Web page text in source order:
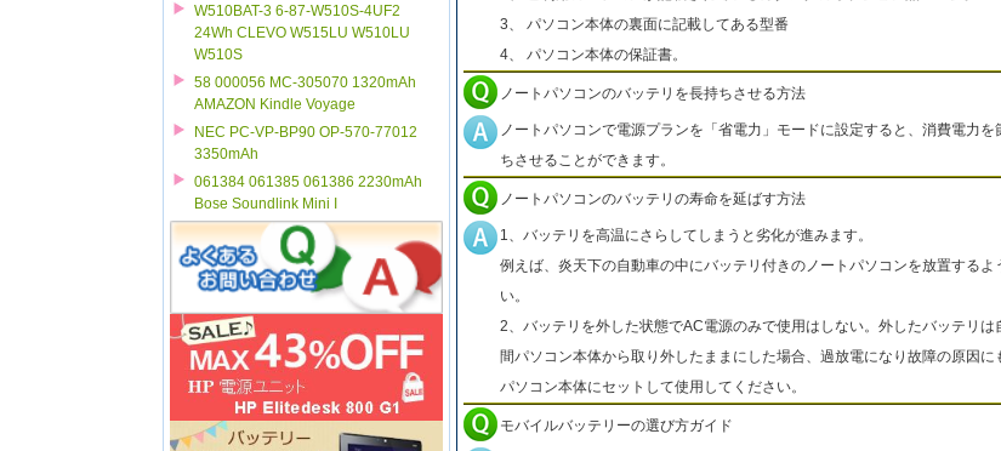
W510BAT-3 6-87-W510S-4UF2
24Wh CLEVO W515LU W510LU
W510S
58 000056 MC-305070 1320mAh
AMAZON Kindle Voyage
NEC PC-VP-BP90 OP-570-77012
3350mAh
061384 061385 061386 2230mAh
Bose Soundlink Mini I
3、 パソコン本体の裏面に記載してある型番
4、 パソコン本体の保証書。
ノートパソコンのバッテリを長持ちさせる方法
ノートパソコンで電源プランを「省電力」モードに設定すると、消費電力
ちさせることができます。
ノートパソコンのバッテリの寿命を延ばす方法
1、バッテリを高温にさらしてしまうと劣化が進みます。
例えば、炎天下の自動車の中にバッテリ付きのノートパソコンを放置するよ
い。
2、バッテリを外した状態でAC電源のみで使用はしない。外したバッテリは
間パソコン本体から取り外したままにした場合、過放電になり故障の原因に
パソコン本体にセットして使用してください。
モバイルバッテリーの選び方ガイド